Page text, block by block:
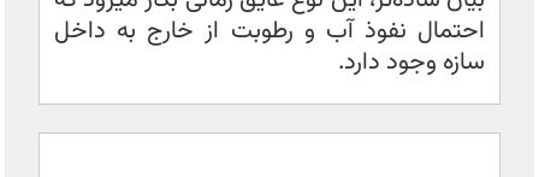
احتمال نفوذ آب و رطوبت از خارج به داخل
سازه وجود دارد.